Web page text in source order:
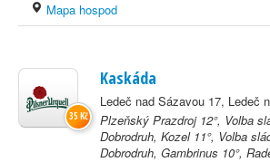
Mapa hospod
Kaskáda
Ledeč nad Sázavou 17, Ledeč
Plzeňský Prazdroj 12°, Volba
Dobrodruh, Kozel 11°, Volba
Dobrodruh, Gambrinus 10°,
35 Kč